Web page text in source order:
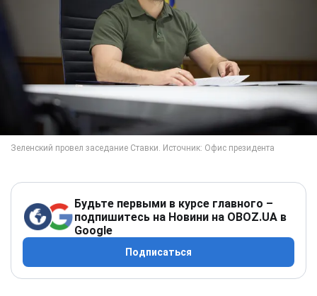
Будьте первыми в курсе главного –
подпишитесь на Новини на OBOZ.UA в
Google
Подписаться